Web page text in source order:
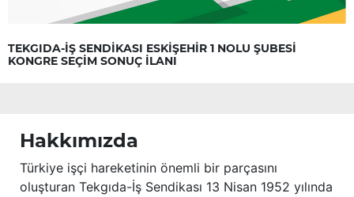
TEKGIDA-İŞ SENDİKASI ESKİŞEHİR 1 NOLU ŞUBESİ
KONGRE SEÇİM SONUÇ İLANI
Hakkımızda
Türkiye işçi hareketinin önemli bir parçasını
oluşturan Tekgıda-İş Sendikası 13 Nisan 1952 yılında